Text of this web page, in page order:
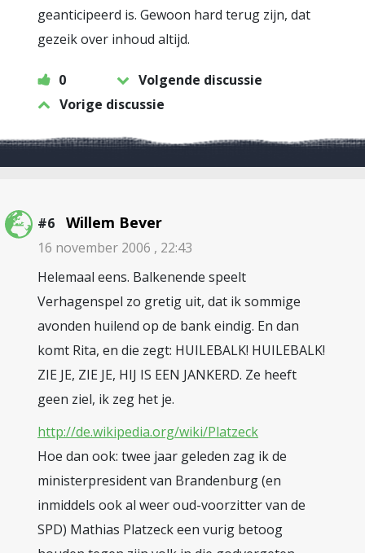
geanticipeerd is. Gewoon hard terug zijn, dat
gezeik over inhoud altijd.
0
Volgende discussie
Vorige discussie
#6 Willem Bever
16 november 2006 , 22:43
Helemaal eens. Balkenende speelt
Verhagenspel zo gretig uit, dat ik sommige
avonden huilend op de bank eindig. En dan
komt Rita, en die zegt: HUILEBALK! HUILEBALK!
ZIE JE, ZIE JE, HIJ IS EEN JANKERD. Ze heeft
geen ziel, ik zeg het je.
http://de.wikipedia.org/wiki/Platzeck
Hoe dan ook: twee jaar geleden zag ik de
ministerpresident van Brandenburg (en
inmiddels ook al weer oud-voorzitter van de
SPD) Mathias Platzeck een vurig betoog